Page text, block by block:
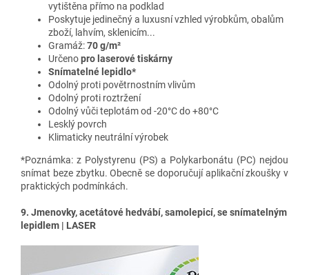
vytištěna přímo na podklad
Poskytuje jedinečný a luxusní vzhled výrobkům, obalům
zboží, lahvím, sklenicím...
Gramáž:70 g/m²
Určenopro laserové tiskárny
Snímatelné lepidlo*
Odolný proti povětrnostním vlivům
Odolný proti roztržení
Odolný vůči teplotám od -20°C do +80°C
Lesklý povrch
Klimaticky neutrální výrobek
*Poznámka: z Polystyrenu (PS) a Polykarbonátu (PC) nejdou
snímat beze zbytku. Obecně se doporučují aplikační zkoušky v
praktických podmínkách.
9. Jmenovky, acetátové hedvábí, samolepicí, se snímatelným
lepidlem | LASER